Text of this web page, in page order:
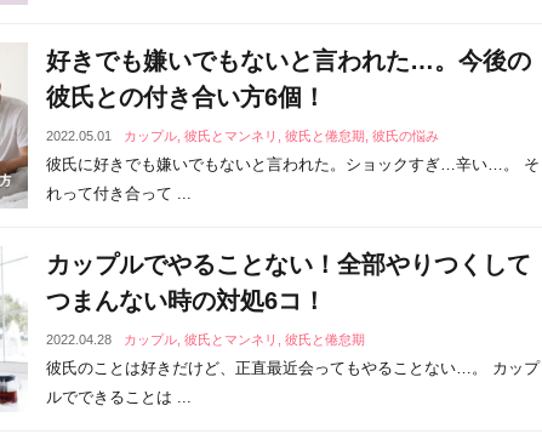
好きでも嫌いでもないと言われた…。今後の
彼氏との付き合い方6個！
2022.05.01 カップル ,彼氏とマンネリ ,彼氏と倦怠期 ,彼氏の悩み
彼氏に好きでも嫌いでもないと言われた。ショックすぎ…辛い…。 そ
れって付き合って ...
カップルでやることない！全部やりつくして
つまんない時の対処6コ！
2022.04.28 カップル ,彼氏とマンネリ ,彼氏と倦怠期
彼氏のことは好きだけど、正直最近会ってもやることない…。 カップ
ルでできることは ...